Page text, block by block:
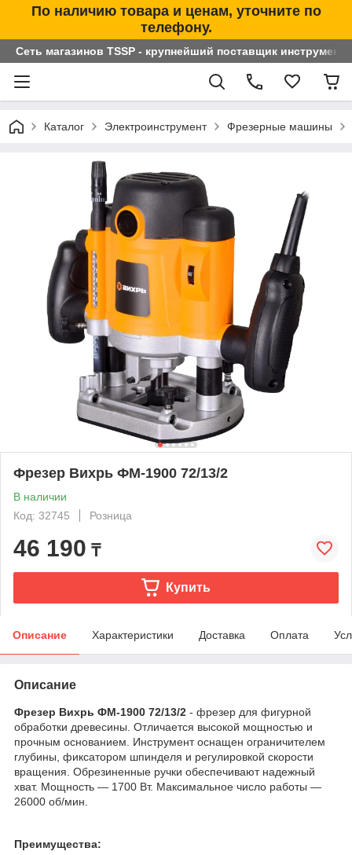
По наличию товара и ценам, уточните по
телефону.
Сеть магазинов TSSP - крупнейший поставщик
Каталог Электроинструмент Фрезерные машины
Фрезер Вихрь ФМ-1900 72/13/2
В наличии
Код: 32745
Розница
46 190 ₸
Купить
Описание Характеристики Доставка Оплата
Описание
Фрезер Вихрь ФМ-1900 72/13/2 - фрезер для фигурной
обработки древесины. Отличается высокой мощностью и
прочным основанием. Инструмент оснащен ограничителем
глубины, фиксатором шпинделя и регулировкой скорости
вращения. Обрезиненные ручки обеспечивают надежный
хват. Мощность — 1700 Вт. Максимальное число работы —
26000 об/мин.
Преимущества: